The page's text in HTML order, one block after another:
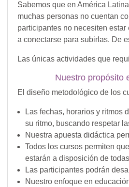
Sabemos que en América
muchas personas no cuentan
participantes no necesiten estar
a conectarse para subirlas. De
Las únicas actividades que
Nuestro propósito
El diseño metodológico de los
Las fechas, horarios y ritmos
su ritmo, buscando respetar
Nuestra apuesta didáctica
Todos los cursos permiten
estarán a disposición de
Las participantes podrán
Nuestro enfoque en